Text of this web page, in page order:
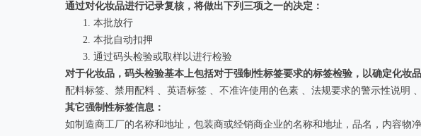
通过对化妆品进行记录复核，将做出下列三项之一的决定：
本批放行
本批自动扣押
通过码头检验或取样以进行检验
对于化妆品，码头检验基本上包括对于强制性标签要求的标签检验，以确定化妆
配料标签、禁用配料 、英语标签 、不准许使用的色素 、法规要求的警示性说明
其它强制性标签信息：
如制造商工厂的名称和地址，包装商或经销商企业的名称和地址，品名，内容物净